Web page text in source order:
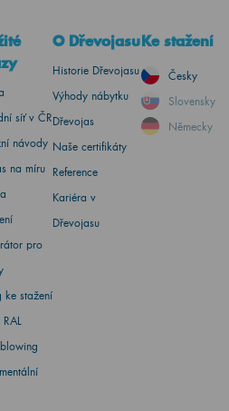
síť v ČR
návody
na míru
pro
ke stažení
O Dřevojasu
Historie Dřevojasu
Výhody nábytku
Dřevojas
Naše certifikáty
Reference
Kariéra v
Dřevojasu
Ke stažení
Česky
Slovensky
Německy